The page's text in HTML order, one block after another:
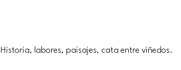
labores, paisajes, cata entre viñedos.